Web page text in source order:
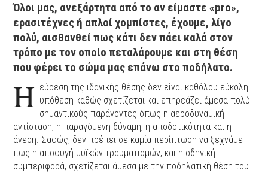
Όλοι μας, ανεξάρτητα από το αν είμαστε «pro»,
ερασιτέχνες ή απλοί χομπίστες, έχουμε, λίγο
πολύ, αισθανθεί πως κάτι δεν πάει καλά στον
τρόπο με τον οποίο πεταλάρουμε και στη θέση
που φέρει το σώμα μας επάνω στο ποδήλατο.
Η εύρεση της ιδανικής θέσης δεν είναι καθόλου εύκολη
υπόθεση καθώς σχετίζεται και επηρεάζει άμεσα πολύ
σημαντικούς παράγοντες όπως η αεροδυναμική
αντίσταση, η παραγόμενη δύναμη, η αποδοτικότητα και η
άνεση. Σαφώς, δεν πρέπει σε καμία περίπτωση να ξεχνάμε
πως η αποφυγή μυϊκών τραυματισμών, και η οδηγική
συμπεριφορά, σχετίζεται άμεσα με την ποδηλατική θέση του